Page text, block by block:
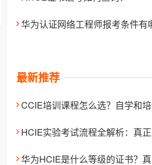
最新推荐
CCIE培训课程怎么选？自学和培